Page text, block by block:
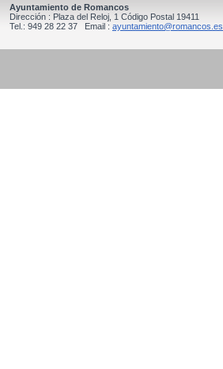
Ayuntamiento de Romancos
Dirección : Plaza del Reloj, 1 Código Postal 19411
Tel.: 949 28 22 37 Email : ayuntamiento@romancos.es